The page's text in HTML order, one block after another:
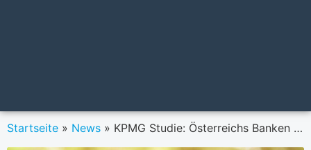
Startseite » News » KPMG Studie: Österreichs Banken als Treiber der ESG-Transformation